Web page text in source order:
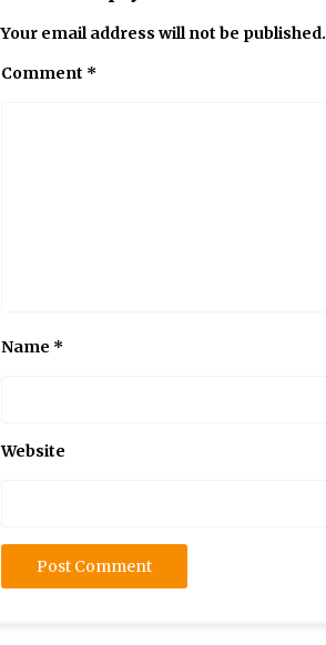
Your email address will not be published.
Comment *
Name *
Website